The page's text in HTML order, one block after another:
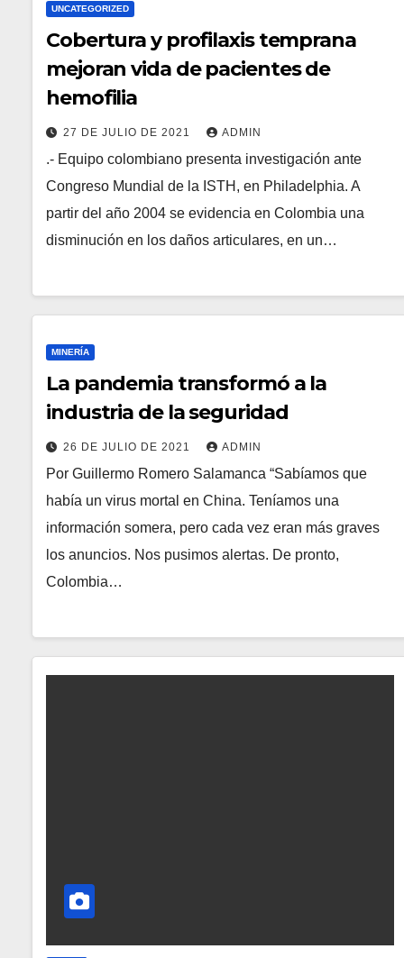
UNCATEGORIZED
Cobertura y profilaxis temprana
mejoran vida de pacientes de
hemofilia
27 DE JULIO DE 2021 ADMIN
.- Equipo colombiano presenta investigación ante
Congreso Mundial de la ISTH, en Philadelphia. A
partir del año 2004 se evidencia en Colombia una
disminución en los daños articulares, en un…
MINERÍA
La pandemia transformó a la
industria de la seguridad
26 DE JULIO DE 2021 ADMIN
Por Guillermo Romero Salamanca “Sabíamos que
había un virus mortal en China. Teníamos una
información somera, pero cada vez eran más graves
los anuncios. Nos pusimos alertas. De pronto,
Colombia…